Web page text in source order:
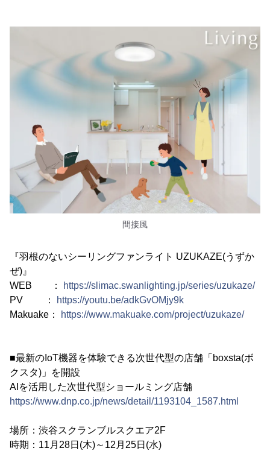
間接風
『羽根のないシーリングファンライト UZUKAZE(うずか
ぜ)』
WEB ：
https://slimac.swanlighting.jp/series/uzukaze/
PV ：
https://youtu.be/adkGvOMjy9k
Makuake：
https://www.makuake.com/project/uzukaze/
■最新のIoT機器を体験できる次世代型の店舗「boxsta(ボ
クスタ)」を開設
AIを活用した次世代型ショールミング店舗
https://www.dnp.co.jp/news/detail/1193104_1587.html
場所：渋谷スクランブルスクエア2F
時期：11月28日(木)～12月25日(水)